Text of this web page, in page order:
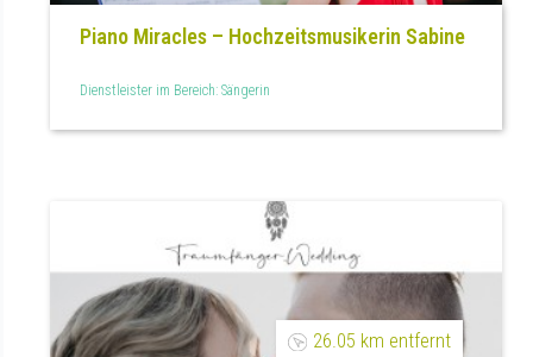
Piano Miracles – Hochzeitsmusikerin Sabine
Dienstleister im Bereich: Sängerin
26.05 km entfernt